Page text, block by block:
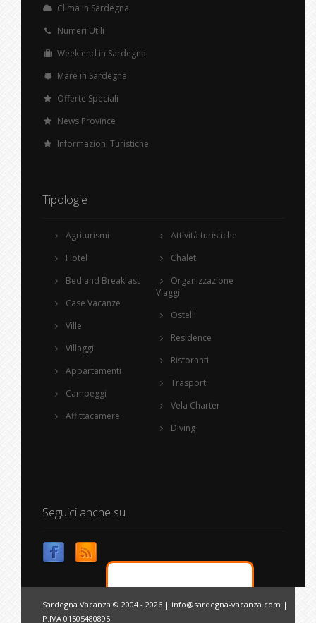
Clima in Sardegna
Numeri Utili
Week end in Sardegna
Mare in Sardegna
Offerte Speciali
News Province
Informazioni Turistiche
Tipologie
Agriturismi
Hotel
Bed and Breakfast
Case Vacanze
Ville
Villaggi
Appartamenti
Campeggi
Affittacamere
Attività turistiche
Chalet
Organizzazione
Viaggi
Ostelli
Residence
Ristoranti
Trasporti
Vela Charter
Diving
Seguici anche su
Sardegna Vacanza © 2004 - 2026 | info@sardegna-vacanza.com |
P.IVA 01505480895